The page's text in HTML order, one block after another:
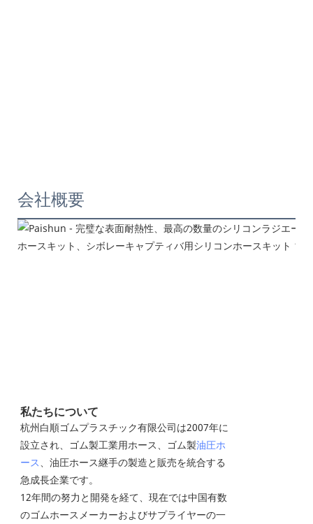
会社概要
私たちについて
杭州白順ゴムプラスチック有限公司は2007年に
設立され、ゴム製工業用ホース、ゴム製油圧ホ
ース、油圧ホース継手の製造と販売を統合する
急成長企業です。
12年間の努力と開発を経て、現在では中国有数
のゴムホースメーカーおよびサプライヤーの一